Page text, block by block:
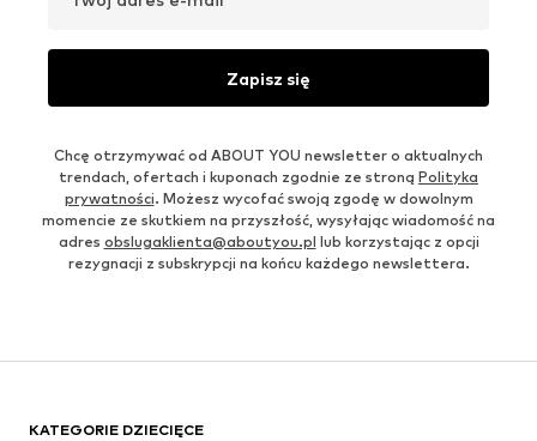
Zapisz się
Chcę otrzymywać od ABOUT YOU newsletter o aktualnych
trendach, ofertach i kuponach zgodnie ze stroną Polityka
prywatności. Możesz wycofać swoją zgodę w dowolnym
momencie ze skutkiem na przyszłość, wysyłając wiadomość na
adres obslugaklienta@aboutyou.pl lub korzystając z opcji
rezygnacji z subskrypcji na końcu każdego newslettera.
KATEGORIE DZIECIĘCE